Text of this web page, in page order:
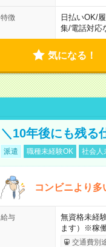
特徴 日払いOK/
集/電話対応
気になる！
＼10年後にも残る
派遣 職種未経験OK 社会人
コンビニより多
給与
無資格未経
ます）※稼
交通費別